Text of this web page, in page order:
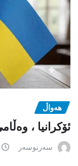
هەواڵ
ئۆکرانیا ،
سەرنوسەر